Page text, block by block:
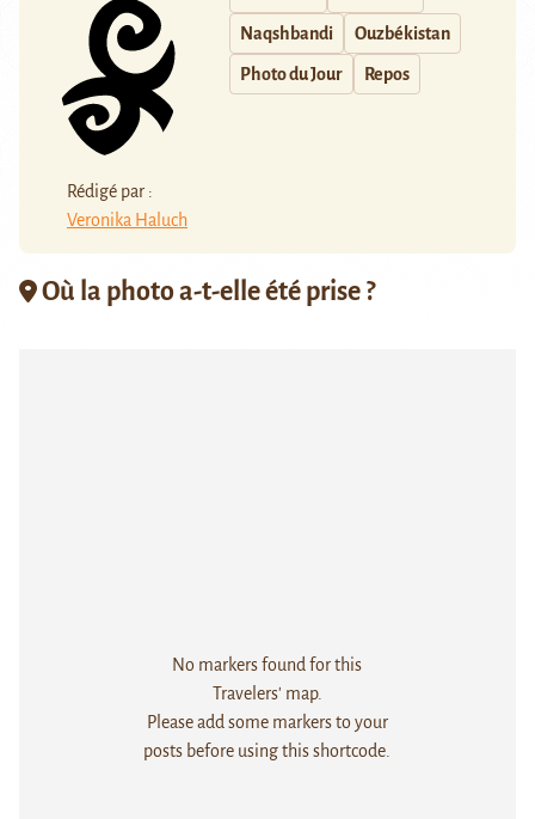
Rédigé par :
Veronika Haluch
Naqshbandi Ouzbékistan
Photo du Jour Repos
Où la photo a-t-elle été prise ?
No markers found for this
Travelers' map.
Please add some markers to your
posts before using this shortcode.